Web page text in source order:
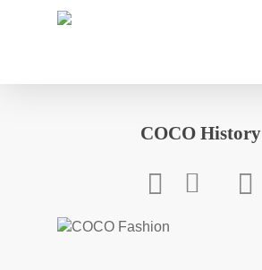
COCO History